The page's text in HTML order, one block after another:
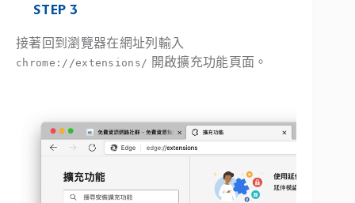
STEP 3
接著回到瀏覽器在網址列輸入
chrome://extensions/ 開啟擴充功能頁面。